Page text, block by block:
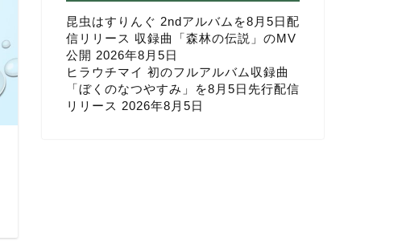
昆虫はすりんぐ 2ndアルバムを8月5日配
信リリース 収録曲「森林の伝説」のMV
公開 2026年8月5日
ヒラウチマイ 初のフルアルバム収録曲
「ぼくのなつやすみ」を8月5日先行配信
リリース 2026年8月5日